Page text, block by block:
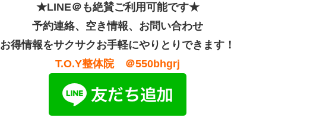
★LINE＠も絶賛ご利用可能です★
予約連絡、空き情報、お問い合わせ
お得情報をサクサクお手軽にやりとりできます！
T.O.Y整体院
＠550bhgrj